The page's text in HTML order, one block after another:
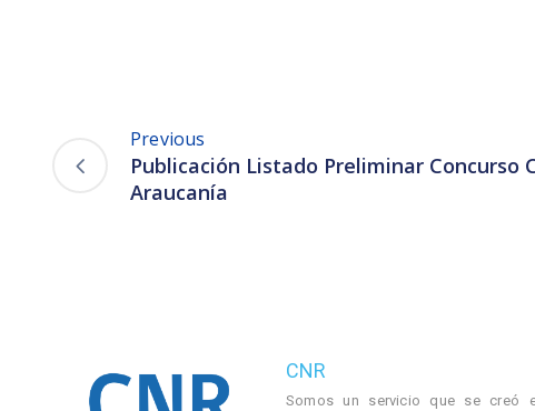
Previous
Publicación Listado Preliminar Concurso
Araucanía
CNR
Somos un servicio que se creó